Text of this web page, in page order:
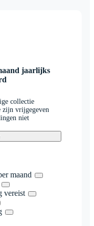
jaarlijks
collectie
zijn vrijgegeven
niet
maand
vereist